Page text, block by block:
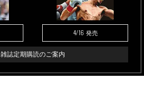
4/16 発売
雑誌定期購読のご案内